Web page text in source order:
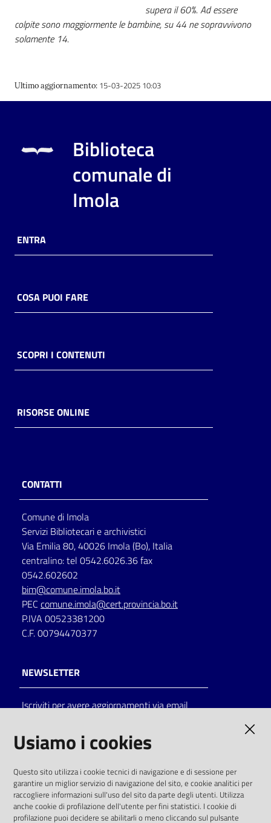
supera il 60%. Ad essere
colpite sono maggiormente le bambine, su 44 ne sopravvivono
solamente 14.
Ultimo aggiornamento: 15-03-2025 10:03
Biblioteca
comunale di
Imola
ENTRA
COSA PUOI FARE
SCOPRI I CONTENUTI
RISORSE ONLINE
CONTATTI
Comune di Imola
Servizi Bibliotecari e archivistici
Via Emilia 80, 40026 Imola (Bo), Italia
centralino: tel 0542.6026.36 fax
0542.602602
bim@comune.imola.bo.it
PEC comune.imola@cert.provincia.bo.it
P.IVA 00523381200
C.F. 00794470377
NEWSLETTER
Iscriviti per avere aggiornamenti via email
solo alle condizioni previste dalla direttiva
comunitaria 2003/98/CE e dal d.lgs. 36/2006
SOCIAL
Usiamo i cookies
Questo sito utilizza i cookie tecnici di navigazione e di sessione per
garantire un miglior servizio di navigazione del sito, e cookie analitici per
raccogliere informazioni sull'uso del sito da parte degli utenti. Utilizza
anche cookie di profilazione dell'utente per fini statistici. I cookie di
profilazione puoi decidere se abilitarli o meno cliccando sul pulsante